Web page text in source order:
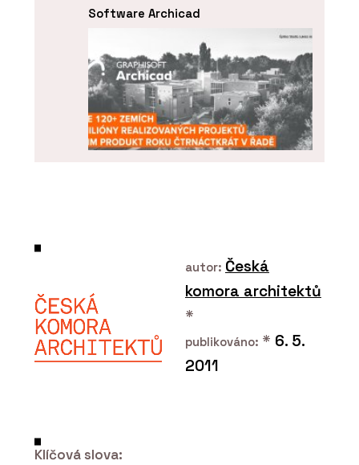
Software Archicad
grafiky ČR (CEGRA)
autor: Česká
komora architektů
*
publikováno: * 6. 5.
2011
Klíčová slova: